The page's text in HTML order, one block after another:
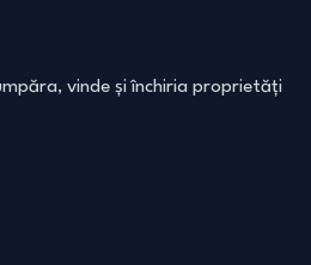
vinde și închiria proprietăți